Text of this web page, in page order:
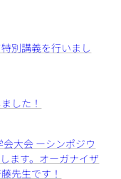
別講義を行いまし
した！
大会 ーシンポジウ
ます。オーガナイザ
先生です！